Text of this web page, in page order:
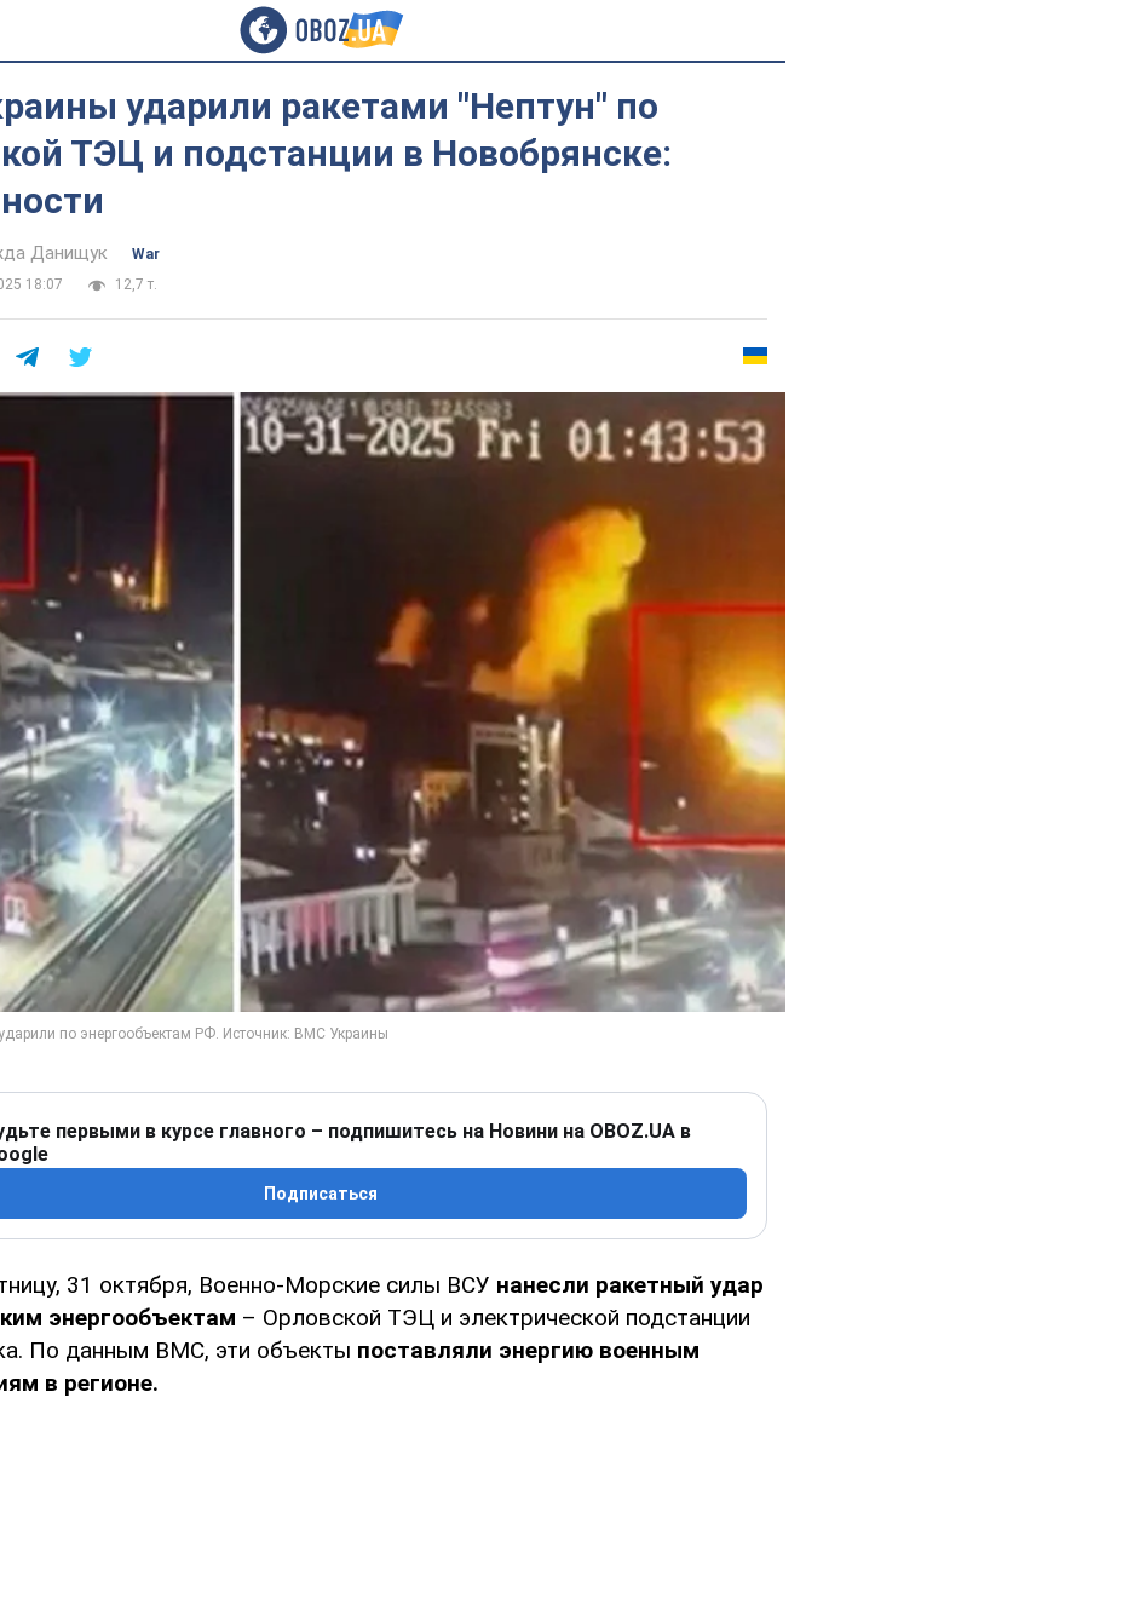
ударили ракетами "Нептун" по
ТЭЦ и подстанции в Новобрянске:
Данищук
War
18:07
12,7 т.
первыми в курсе главного – подпишитесь на Новини на OBOZ.UA в
Подписаться
31 октября, Военно-Морские силы ВСУ нанесли ракетный удар
энергообъектам – Орловской ТЭЦ и электрической подстанции
По данным ВМС, эти объекты поставляли энергию военным
в регионе.